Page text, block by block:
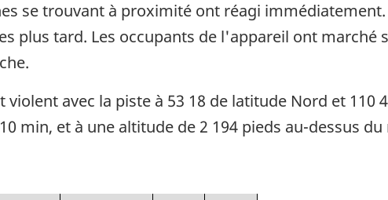
se trouvant à proximité ont réagi
plus tard. Les occupants de l'appareil ont marché
violent avec la piste à 53 18 de latitude Nord et 110
min, et à une altitude de 2 194 pieds au-dessus